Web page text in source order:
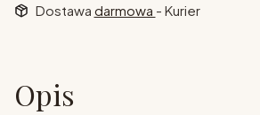
Dostawa darmowa - Kurier
Opis